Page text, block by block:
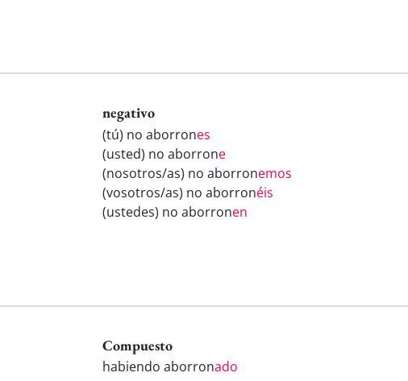
negativo
(tú) no aborrones
(usted) no aborrone
(nosotros/as) no aborronemos
(vosotros/as) no aborronéis
(ustedes) no aborronen
Compuesto
habiendo aborronado